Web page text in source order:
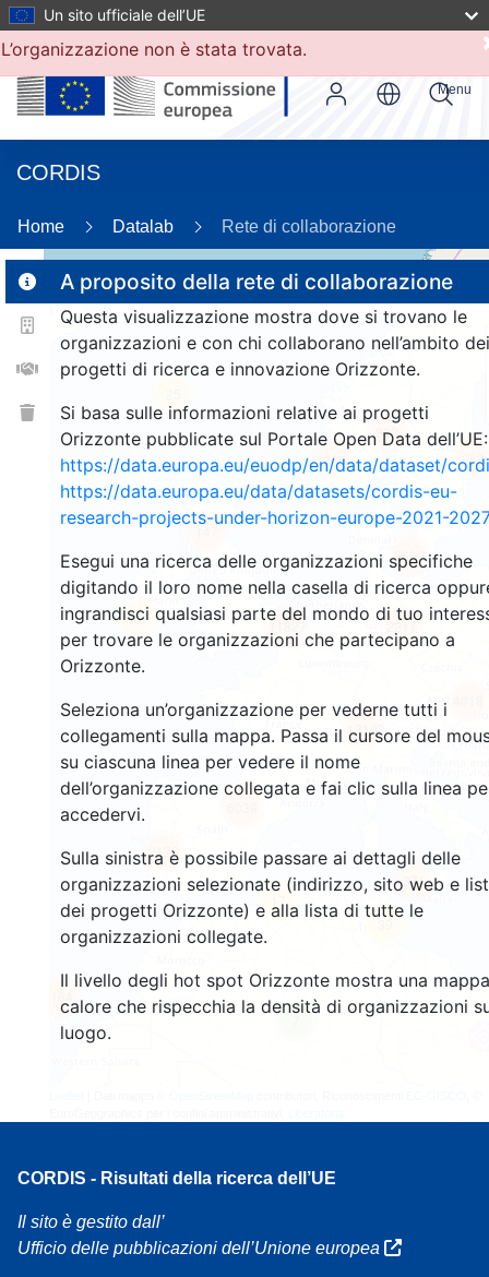
Un sito ufficiale dell’UE
CORDIS
Menu
Home Datalab Rete di collaborazione
A proposito della rete di collaborazione
Questa visualizzazione mostra dove si trovano le
organizzazioni e con chi collaborano nell’ambito dei
progetti di ricerca e innovazione Orizzonte.
Si basa sulle informazioni relative ai progetti
Orizzonte pubblicate sul Portale Open Data dell’UE:
https://data.europa.eu/euodp/en/data/dataset/
https://data.europa.eu/data/datasets/cordis-eu-
research-projects-under-horizon-europe-2021-2027
Esegui una ricerca delle organizzazioni specifiche
digitando il loro nome nella casella di ricerca
ingrandisci qualsiasi parte del mondo di tuo
per trovare le organizzazioni che partecipano a
Orizzonte.
Seleziona un’organizzazione per vederne tutti i
collegamenti sulla mappa. Passa il cursore del
su ciascuna linea per vedere il nome
dell’organizzazione collegata e fai clic sulla linea
accedervi.
Sulla sinistra è possibile passare ai dettagli delle
organizzazioni selezionate (indirizzo, sito web e
dei progetti Orizzonte) e alla lista di tutte le
organizzazioni collegate.
Il livello degli hot spot Orizzonte mostra una
calore che rispecchia la densità di organizzazioni
luogo.
2
147
269
802
16
7
17
2176
969
2609
371
2211
13103
11827
CORDIS - Risultati della ricerca dell’UE
Il sito è gestito dall’
Ufficio delle pubblicazioni dell’Unione europea
L’organizzazione non è stata trovata.